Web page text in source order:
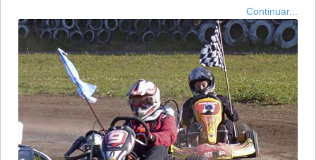
Continuar...